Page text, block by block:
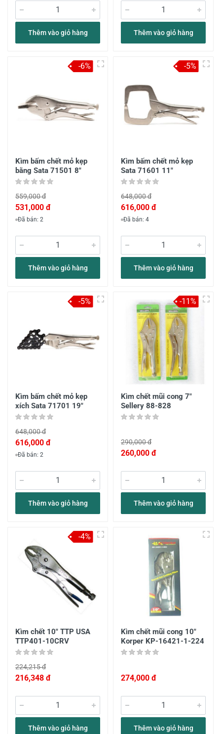
Thêm vào giỏ hàng Thêm vào giỏ hàng
Kìm bấm chết mỏ kẹp
bằng Sata 71501 8"
559,000 đ
531,000 đ
Đã bán: 2
Thêm vào giỏ hàng
-6%
Kìm bấm chết mỏ kẹp
Sata 71601 11"
648,000 đ
616,000 đ
Đã bán: 4
Thêm vào giỏ hàng
-5%
Kìm bấm chết mỏ kẹp
xích Sata 71701 19"
648,000 đ
616,000 đ
Đã bán: 2
Thêm vào giỏ hàng
-5%
Kìm chết mũi cong 7"
Sellery 88-828
290,000 đ
260,000 đ
Thêm vào giỏ hàng
-11%
Kìm chết 10" TTP USA
TTP401-10CRV
224,215 đ
216,348 đ
Thêm vào giỏ hàng
-4%
Kìm chết mũi cong 10"
Korper KP-16421-1-224
274,000 đ
Thêm vào giỏ hàng